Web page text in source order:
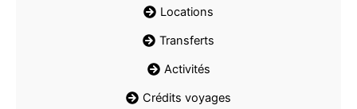
Locations
Transferts
Activités
Crédits voyages